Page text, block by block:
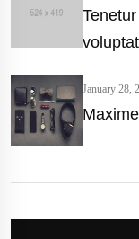
January 28,